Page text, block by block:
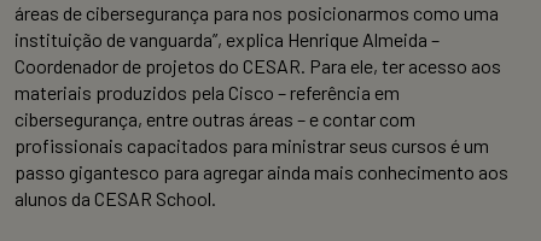
áreas de cibersegurança para nos posicionarmos como uma
instituição de vanguarda”, explica Henrique Almeida –
Coordenador de projetos do CESAR. Para ele, ter acesso aos
materiais produzidos pela Cisco – referência em
cibersegurança, entre outras áreas – e contar com
profissionais capacitados para ministrar seus cursos é um
passo gigantesco para agregar ainda mais conhecimento aos
alunos da CESAR School.